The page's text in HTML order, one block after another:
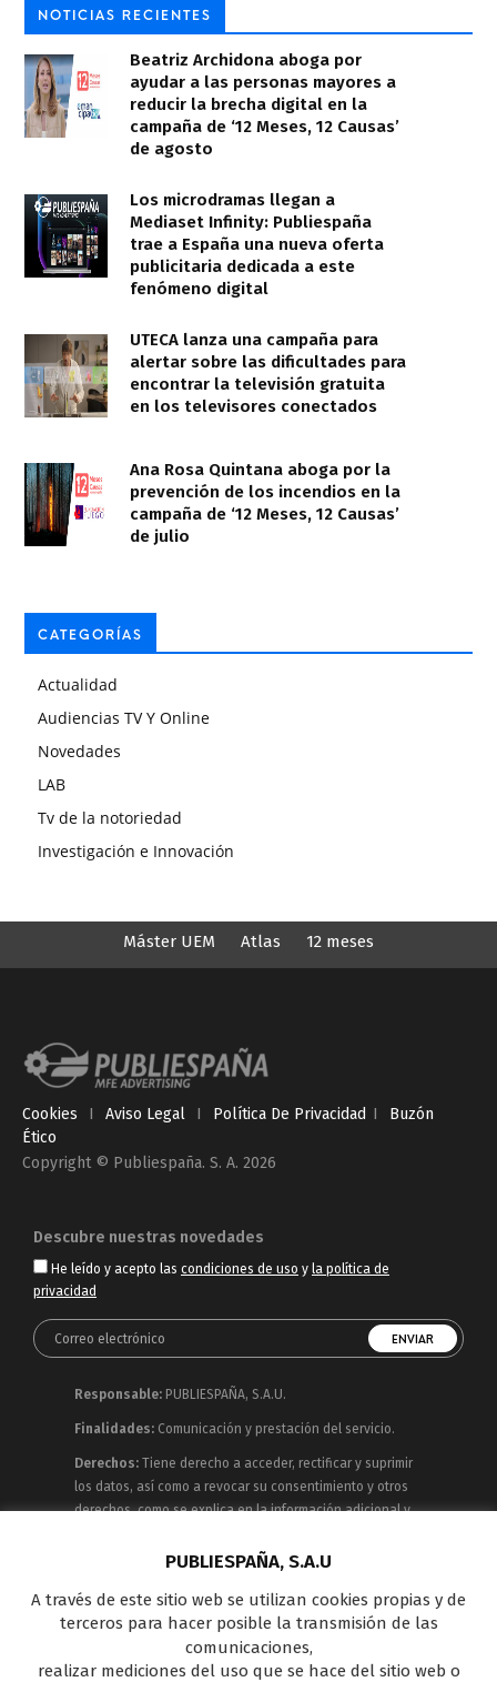
NOTICIAS RECIENTES
Beatriz Archidona aboga por
ayudar a las personas mayores a
reducir la brecha digital en la
campaña de ‘12 Meses, 12 Causas’
de agosto
Los microdramas llegan a
Mediaset Infinity: Publiespaña
trae a España una nueva oferta
publicitaria dedicada a este
fenómeno digital
UTECA lanza una campaña para
alertar sobre las dificultades para
encontrar la televisión gratuita
en los televisores conectados
Ana Rosa Quintana aboga por la
prevención de los incendios en la
campaña de ‘12 Meses, 12 Causas’
de julio
CATEGORÍAS
Actualidad
Audiencias TV Y Online
Novedades
LAB
Tv de la notoriedad
Investigación e Innovación
Máster UEM Atlas 12 meses
Cookies I Aviso Legal I Política De Privacidad I
Buzón
Ético
Copyright © Publiespaña. S. A. 2026
Descubre nuestras novedades
He leído y acepto las condiciones de uso y la política de
privacidad
Responsable: PUBLIESPAÑA, S.A.U.
Finalidades: Comunicación y prestación del servicio.
Derechos: Tiene derecho a acceder, rectificar y suprimir
los datos, así como a revocar su consentimiento y otros
derechos, como se explica en la información adicional y
Publiespaña es empresa de Mediaset España
concesionaria del espacio publicitario de sus siete
canales en abierto: Telecinco, Cuatro, Factoría de Ficción,
Boing, Divinity , Energy y Be Mad, así como de una amplia
PUBLIESPAÑA, S.A.U
A través de este sitio web se utilizan cookies propias y de
terceros para hacer posible la transmisión de las
comunicaciones,
realizar mediciones del uso que se hace del sitio web o